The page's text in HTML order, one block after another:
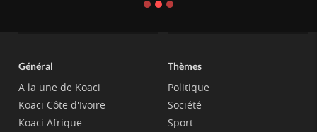
Général
A la une de Koaci
Koaci Côte d'Ivoire
Koaci Afrique
Thèmes
Politique
Société
Sport